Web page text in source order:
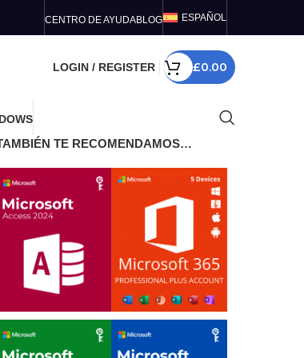
CENTRO DE AYUDABLOG ESPAÑOL
LOGIN / REGISTER £0.00
TE RECOMENDAMOS…